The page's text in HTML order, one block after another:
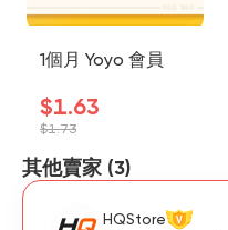
1個月 Yoyo 會員
$1.63
$1.73
其他賣家 (3)
HQStore V